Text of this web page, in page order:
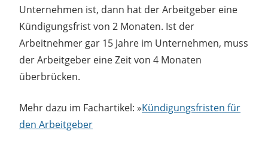
Unternehmen ist, dann hat der Arbeitgeber eine
Kündigungsfrist von 2 Monaten. Ist der
Arbeitnehmer gar 15 Jahre im Unternehmen, muss
der Arbeitgeber eine Zeit von 4 Monaten
überbrücken.
Mehr dazu im Fachartikel: »Kündigungsfristen für
den Arbeitgeber